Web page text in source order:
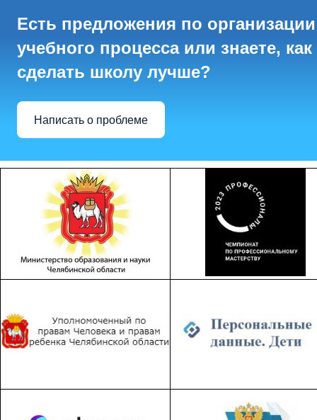
Есть предложения по организации
учебного процесса или знаете, как
сделать школу лучше?
Написать о проблеме